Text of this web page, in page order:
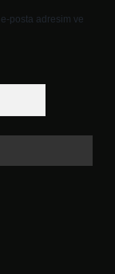
e-posta adresim ve